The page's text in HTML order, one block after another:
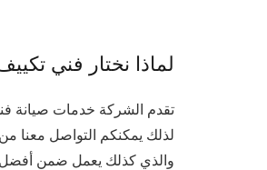
لماذا نختار فني
تقدم الشركة خدمات صيانة فني
لذلك يمكنكم التواصل معنا
والذي كذلك يعمل ضمن أفضل